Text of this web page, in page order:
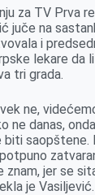
za TV Prva
juče na
i
lekare da
tri grada.
ne,
ne danas,
biti saopštene.
znam, jer se
je Vasiljević.